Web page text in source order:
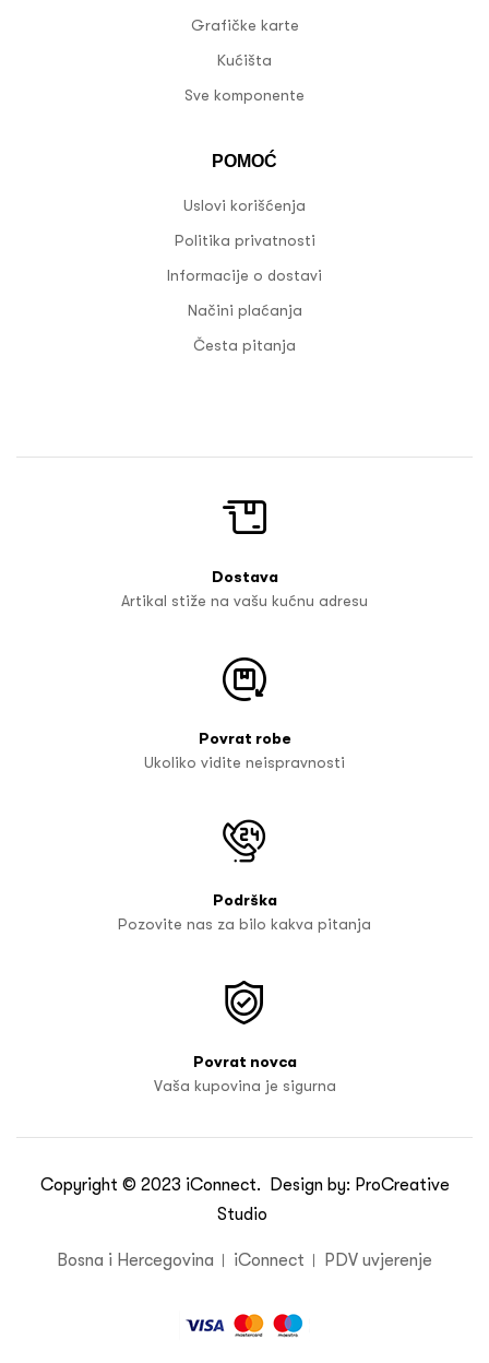
Grafičke karte
Kućišta
Sve komponente
POMOĆ
Uslovi korišćenja
Politika privatnosti
Informacije o dostavi
Načini plaćanja
Česta pitanja
Dostava
Artikal stiže na vašu kućnu adresu
Povrat robe
Ukoliko vidite neispravnosti
Podrška
Pozovite nas za bilo kakva pitanja
Povrat novca
Vaša kupovina je sigurna
Copyright © 2023 iConnect. Design by: ProCreative
Studio
Bosna i Hercegovina iConnect PDV uvjerenje